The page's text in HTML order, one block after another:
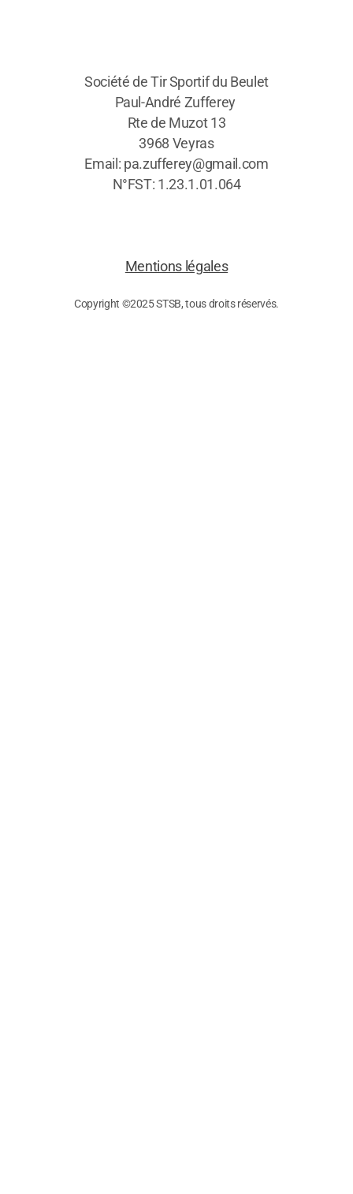
Société de Tir Sportif du Beulet
Paul-André Zufferey
Rte de Muzot 13
3968 Veyras
Email: pa.zufferey@gmail.com
N°FST: 1.23.1.01.064
Mentions légales
Copyright ©2025 STSB, tous droits réservés.